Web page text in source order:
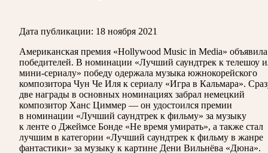
Дата публикации: 18 ноября 2021
Американская премия «Hollywood Music in Media» объявила
победителей. В номинации «Лучший саундтрек к телешоу
мини-сериалу» победу одержала музыка южнокорейского
композитора Чун Че Иля к сериалу «Игра в Кальмара».
две награды в основных номинациях забрал немецкий
композитор Ханс Циммер — он удостоился премии
в номинации «Лучший саундтрек к фильму» за музыку
к ленте о Джеймсе Бонде «Не время умирать», а также стал
лучшим в категории «Лучший саундтрек к фильму в жанре
фантастики» за музыку к картине Дени Вильнёва «Дюна».